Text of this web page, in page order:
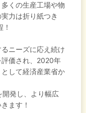
くの生産工場や物
力は折り紙つき
ニーズに応え続け
価され、2020年
して経済産業省か
発し、より幅広
ます！